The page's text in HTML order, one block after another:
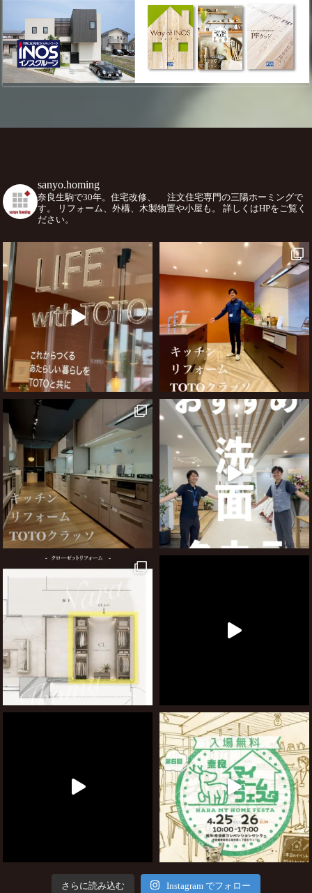
sanyo.homing
奈良生駒で30年。住宅改修、
注文住宅専門の三陽ホーミングで
す。
リフォーム、外構、木製物置や小屋も。
詳しくはHPをご覧く
ださい。
さらに読み込む Instagram でフォロー